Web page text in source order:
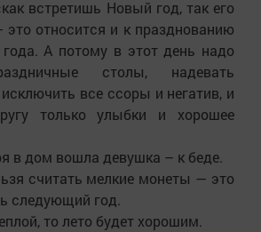
встретишь Новый год, так его
относится и к празднованию
года. А потому в этот день надо
столы, надевать
все ссоры и негатив, и
только улыбки и хорошее
в дом вошла девушка – к беде.
считать мелкие монеты — это
следующий год.
то лето будет хорошим.